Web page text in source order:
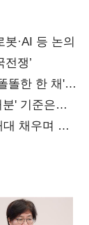
·AI 등 논의
쟁’
똘한 한 채'
' 기준은
채우며 문